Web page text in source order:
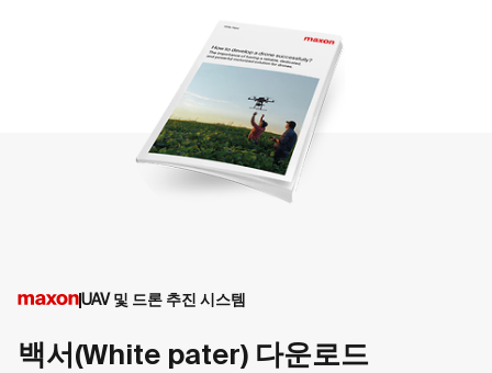
UAV 및 드론 추진 시스템
백서(White pater) 다운로드